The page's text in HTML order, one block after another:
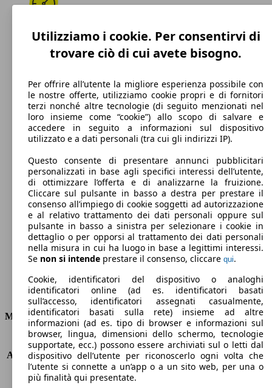
185 km/h
Velocità massima
Benzina
Carburante
119 g/km
Emissioni di CO2 (combinato)*
Consumi
Motore e Prestazioni
KW (PS)
92 kW (125 PS)
Accelerazione (0-100 km/h)
12.3s
Velocità massima (km/h)
185 km/h
Numero di marce
6
Utilizziamo i cookie. Per consentirvi di
trovare ciò di cui avete bisogno.
Per offrire all’utente la migliore esperienza possibile con
le nostre offerte, utilizziamo cookie propri e di fornitori
terzi nonché altre tecnologie (di seguito menzionati nel
loro insieme come “cookie”) allo scopo di salvare e
accedere in seguito a informazioni sul dispositivo
utilizzato e a dati personali (tra cui gli indirizzi IP).
Questo consente di presentare annunci pubblicitari
personalizzati in base agli specifici interessi dell’utente,
di ottimizzare l’offerta e di analizzarne la fruizione.
Cliccare sul pulsante in basso a destra per prestare il
consenso all’impiego di cookie soggetti ad autorizzazione
e al relativo trattamento dei dati personali oppure sul
pulsante in basso a sinistra per selezionare i cookie in
dettaglio o per opporsi al trattamento dei dati personali
nella misura in cui ha luogo in base a legittimi interessi.
Se non si intende prestare il consenso, cliccare qui.
Cookie, identificatori del dispositivo o analoghi
identificatori online (ad es. identificatori basati
sull’accesso, identificatori assegnati casualmente,
identificatori basati sulla rete) insieme ad altre
informazioni (ad es. tipo di browser e informazioni sul
browser, lingua, dimensioni dello schermo, tecnologie
supportate, ecc.) possono essere archiviati sul o letti dal
dispositivo dell’utente per riconoscerlo ogni volta che
l’utente si connette a un’app o a un sito web, per una o
più finalità qui presentate.